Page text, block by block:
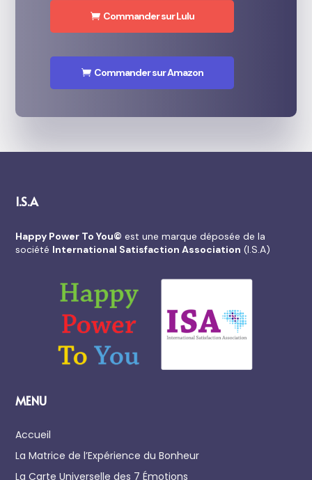
Commander sur Lulu
Commander sur Amazon
I.S.A
Happy Power To You© est une marque déposée de la
société International Satisfaction Association (I.S.A)
MENU
Accueil
La Matrice de l’Expérience du Bonheur
La Carte Universelle des 7 Émotions